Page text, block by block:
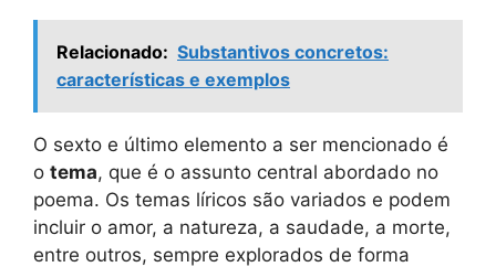
Relacionado: Substantivos concretos:
características e exemplos
O sexto e último elemento a ser mencionado é
o tema, que é o assunto central abordado no
poema. Os temas líricos são variados e podem
incluir o amor, a natureza, a saudade, a morte,
entre outros, sempre explorados de forma